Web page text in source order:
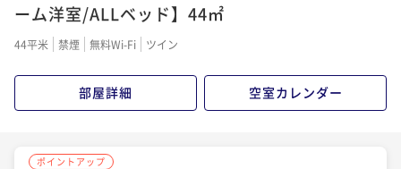
ーム洋室/ALLベッド】44㎡
44平米 禁煙 無料Wi-Fi ツイン
部屋詳細 空室カレンダー
ポイントアップ